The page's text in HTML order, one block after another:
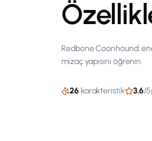
Redbone Coonhound;
mizaç yapısını öğrenin.
26 karakteristik 3.6/5